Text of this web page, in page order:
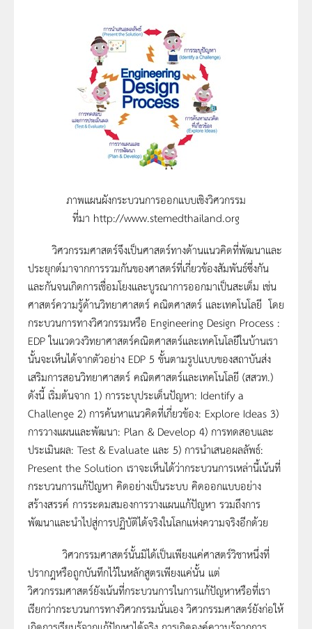
ภาพแผนผังกระบวนการออกแบบเชิงวิศวกรรม
ที่มา http://www.stemedthailand.org
วิศวกรรมศาสตร์จึงเป็นศาสตร์ทางด้านแนวคิดที่พัฒนาและ
ประยุกต์มาจากการรวมกันของศาสตร์ที่เกี่ยวข้องสัมพันธ์ซึ่งกัน
และกันจนเกิดการเชื่อมโยงและบูรณาการออกมาเป็นสะเต็ม เช่น
ศาสตร์ความรู้ด้านวิทยาศาสตร์ คณิตศาสตร์ และเทคโนโลยี โดย
กระบวนการทางวิศวกรรมหรือ Engineering Design Process :
EDP ในแวดวงวิทยาศาสตร์คณิตศาสตร์และเทคโนโลยีในบ้านเรา
นั้นจะเห็นได้จากตัวอย่าง EDP 5 ขั้นตามรูปแบบของสถาบันส่ง
เสริมการสอนวิทยาศาสตร์ คณิตศาสตร์และเทคโนโลยี (สสวท.)
ดังนี้ เริ่มต้นจาก 1) การระบุประเด็นปัญหา: Identify a
Challenge 2) การค้นหาแนวคิดที่เกี่ยวข้อง: Explore Ideas 3)
การวางแผนและพัฒนา: Plan & Develop 4) การทดสอบและ
ประเมินผล: Test & Evaluate และ 5) การนำเสนอผลลัพธ์:
Present the Solution เราจะเห็นได้ว่ากระบวนการเหล่านี้เน้นที่
กระบวนการแก้ปัญหา คิดอย่างเป็นระบบ คิดออกแบบอย่าง
สร้างสรรค์ การระดมสมองการวางแผนแก้ปัญหา รวมถึงการ
พัฒนาและนำไปสู่การปฏิบัติได้จริงในโลกแห่งความจริงอีกด้วย
วิศวกรรมศาสตร์นั้นมิได้เป็นเพียงแค่ศาสตร์วิชาหนึ่งที่
ปรากฎหรือถูกบันทึกไว้ในหลักสูตรเพียงแค่นั้น แต่
วิศวกรรมศาสตร์ยังเน้นที่กระบวนการในการแก้ปัญหาหรือที่เรา
เรียกว่ากระบวนการทางวิศวกรรมนั่นเอง วิศวกรรมศาสตร์ยังก่อให้